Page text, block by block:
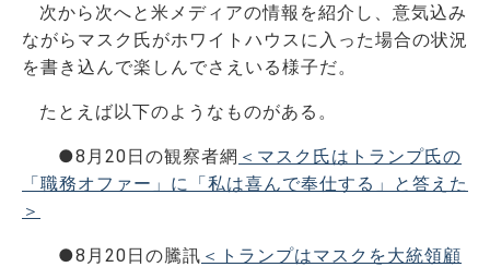
次から次へと米メディアの情報を紹介し、意気込み
ながらマスク氏がホワイトハウスに入った場合の状況
を書き込んで楽しんでさえいる様子だ。
たとえば以下のようなものがある。
●8月20日の観察者網 ＜マスク氏はトランプ氏の
「職務オファー」に「私は喜んで奉仕する」と答えた
＞
●8月20日の騰訊 ＜トランプはマスクを大統領顧